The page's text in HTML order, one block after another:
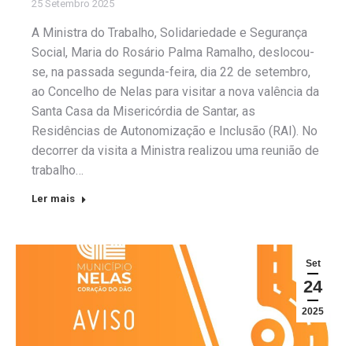
25 Setembro 2025
A Ministra do Trabalho, Solidariedade e Segurança
Social, Maria do Rosário Palma Ramalho, deslocou-
se, na passada segunda-feira, dia 22 de setembro,
ao Concelho de Nelas para visitar a nova valência da
Santa Casa da Misericórdia de Santar, as
Residências de Autonomização e Inclusão (RAI). No
decorrer da visita a Ministra realizou uma reunião de
trabalho…
Ler mais
Set
24
2025